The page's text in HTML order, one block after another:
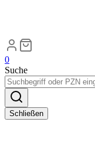
0
Suche
Schließen